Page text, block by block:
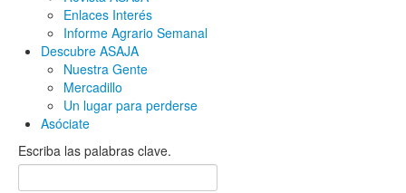
Enlaces Interés
Informe Agrario Semanal
Descubre ASAJA
Nuestra Gente
Mercadillo
Un lugar para perderse
Asóciate
Escriba las palabras clave.